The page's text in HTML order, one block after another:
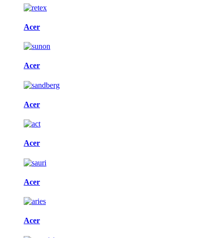
Acer
Acer
Acer
Acer
Acer
Acer